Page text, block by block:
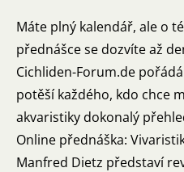
Máte plný kalendář, ale o
přednášce se dozvíte až
Cichliden-Forum.de
potěší každého, kdo chce
akvaristiky dokonalý
Online přednáška:
Manfred Dietz představí